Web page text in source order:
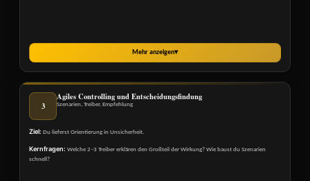
Mehr anzeigen▾
3
Agiles Controlling und Entscheidungsfindung
Szenarien, Treiber, Empfehlung
Ziel: Du lieferst Orientierung in Unsicherheit.
Kernfragen: Welche 2–3 Treiber erklären den Großteil der Wirkung? Wie baust du Szenarien
schnell?